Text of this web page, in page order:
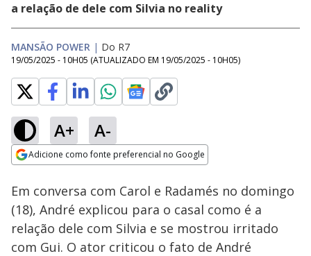
a relação de dele com Silvia no reality
MANSÃO POWER | Do R7
19/05/2025 - 10H05 (ATUALIZADO EM 19/05/2025 - 10H05)
A+ A-
Adicione como fonte preferencial no Google
Ativar
Loaded:
41.40%
Em conversa com Carol e Radamés no domingo
(18), André explicou para o casal como é a
relação dele com Silvia e se mostrou irritado
com Gui. O ator criticou o fato de André